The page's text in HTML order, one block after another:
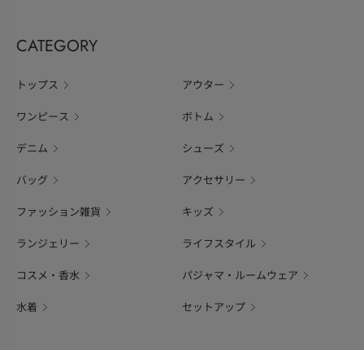
CATEGORY
トップス アウター
ワンピース ボトム
デニム シューズ
バッグ アクセサリー
ファッション雑貨 キッズ
ランジェリー ライフスタイル
コスメ・香水 パジャマ・ルームウェア
水着 セットアップ